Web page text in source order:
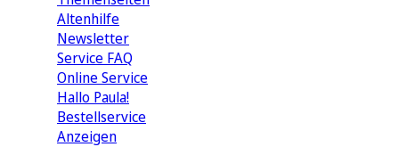
Altenhilfe
Newsletter
Service FAQ
Online Service
Hallo Paula!
Bestellservice
Anzeigen